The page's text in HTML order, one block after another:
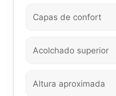
Capas de confort
Acolchado superior
Altura aproximada